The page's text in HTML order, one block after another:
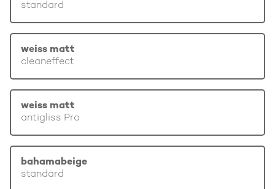
standard
weiss matt
cleaneffect
weiss matt
antigliss Pro
bahamabeige
standard